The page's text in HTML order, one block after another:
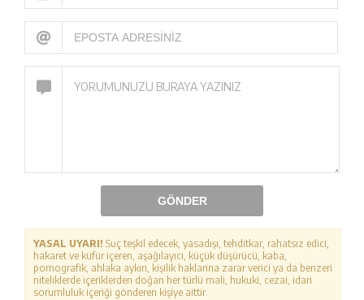
GÖNDER
YASAL UYARI! Suç teşkil edecek, yasadışı, tehditkar, rahatsız edici,
hakaret ve küfür içeren, aşağılayıcı, küçük düşürücü, kaba,
pornografik, ahlaka aykırı, kişilik haklarına zarar verici ya da benzeri
niteliklerde içeriklerden doğan her türlü mali, hukuki, cezai, idari
sorumluluk içeriği gönderen kişiye aittir.